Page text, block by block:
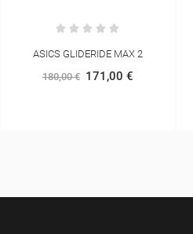
BROOKS GHOST 17
150,00 € 105,00 €